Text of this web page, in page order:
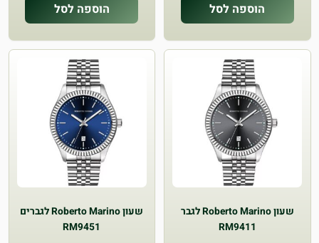
הוספה לסל הוספה לסל
שעון Roberto Marino לגבר
RM9411
שעון Roberto Marino לגברים
RM9451